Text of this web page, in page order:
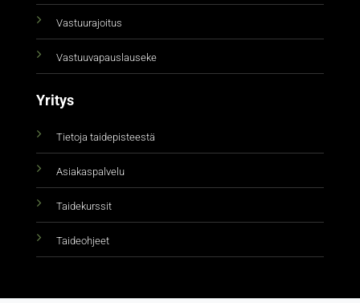
Vastuurajoitus
Vastuuvapauslauseke
Yritys
Tietoja taidepisteestä
Asiakaspalvelu
Taidekurssit
Taideohjeet